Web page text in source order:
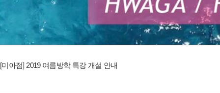
[미아점] 2019 여름방학 특강 개설 안내